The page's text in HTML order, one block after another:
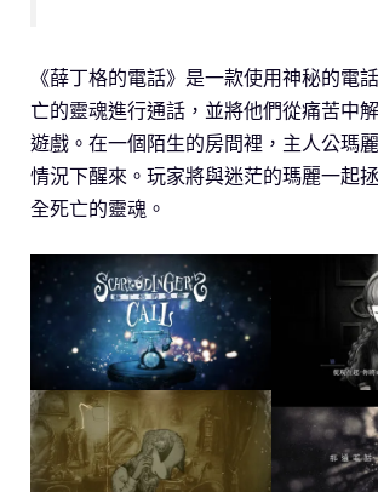
《薛丁格的電話》是一款使用神秘的電
亡的靈魂進行通話，並將他們從痛苦中
遊戲。在一個陌生的房間裡，主人公瑪
情況下醒來。玩家將與迷茫的瑪麗一起
全死亡的靈魂。